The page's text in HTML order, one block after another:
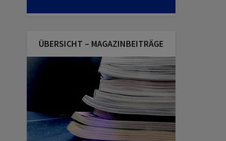
ÜBERSICHT – MAGAZINBEITRÄGE